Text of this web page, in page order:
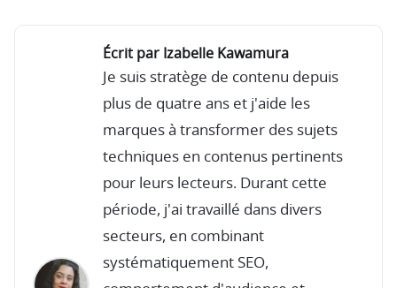
Écrit par Izabelle Kawamura
Je suis stratège de contenu depuis
plus de quatre ans et j'aide les
marques à transformer des sujets
techniques en contenus pertinents
pour leurs lecteurs. Durant cette
période, j'ai travaillé dans divers
secteurs, en combinant
systématiquement SEO,